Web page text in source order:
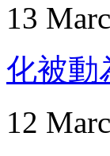
13
化被動
12